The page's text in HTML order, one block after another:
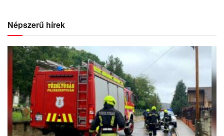
Népszerű hírek